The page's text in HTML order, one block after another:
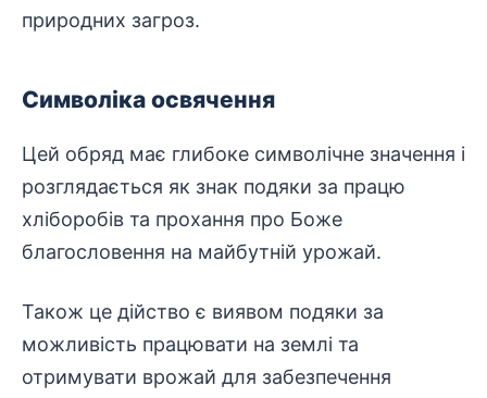
природних загроз.
Символіка освячення
Цей обряд має глибоке символічне значення і
розглядається як знак подяки за працю
хліборобів та прохання про Боже
благословення на майбутній урожай.
Також це дійство є виявом подяки за
можливість працювати на землі та
отримувати врожай для забезпечення